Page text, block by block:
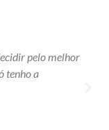
pelo melhor
tenho a